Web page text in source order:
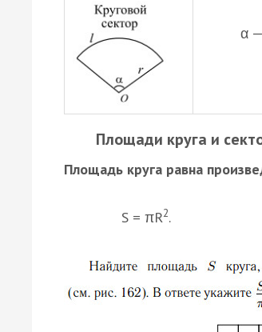
α —
Площади круга и
Площадь круга равна
S = πR2.